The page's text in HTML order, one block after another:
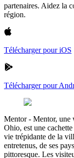
partenaires. Aidez la
région.
Télécharger pour iOS
Télécharger pour
Mentor- Mentor, une
Ohio, est une
vie trépidante de la
entretenus, de ses
pittoresque. Les